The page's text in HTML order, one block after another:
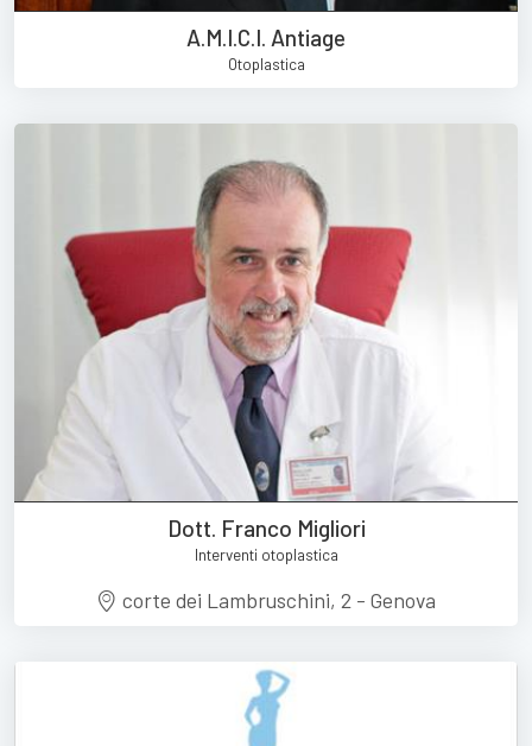
A.M.I.C.I. Antiage
Otoplastica
Dott. Franco Migliori
Interventi otoplastica
corte dei Lambruschini, 2 - Genova